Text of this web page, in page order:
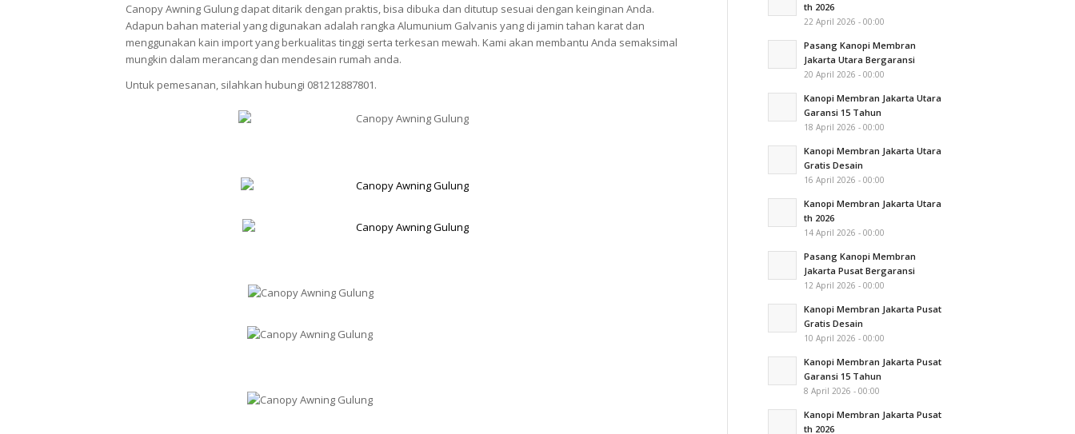
Canopy Awning Gulung dapat ditarik dengan praktis, bisa dibuka dan ditutup sesuai dengan keinginan Anda.
Adapun bahan material yang digunakan adalah rangka Alumunium Galvanis yang di jamin tahan karat dan
menggunakan kain import yang berkualitas tinggi serta terkesan mewah. Kami akan membantu Anda semaksimal
mungkin dalam merancang dan mendesain rumah anda.
Untuk pemesanan, silahkan hubungi 081212887801.
th 2026
22 April 2026 - 00:00
Pasang Kanopi Membran
Jakarta Utara Bergaransi
20 April 2026 - 00:00
Kanopi Membran Jakarta Utara
Garansi 15 Tahun
18 April 2026 - 00:00
Kanopi Membran Jakarta Utara
Gratis Desain
16 April 2026 - 00:00
Kanopi Membran Jakarta Utara
th 2026
14 April 2026 - 00:00
Pasang Kanopi Membran
Jakarta Pusat Bergaransi
12 April 2026 - 00:00
Kanopi Membran Jakarta Pusat
Gratis Desain
10 April 2026 - 00:00
Kanopi Membran Jakarta Pusat
Garansi 15 Tahun
8 April 2026 - 00:00
Kanopi Membran Jakarta Pusat
th 2026